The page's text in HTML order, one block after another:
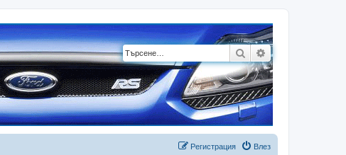
ТърсенеРазширено
Влез
Регистрация